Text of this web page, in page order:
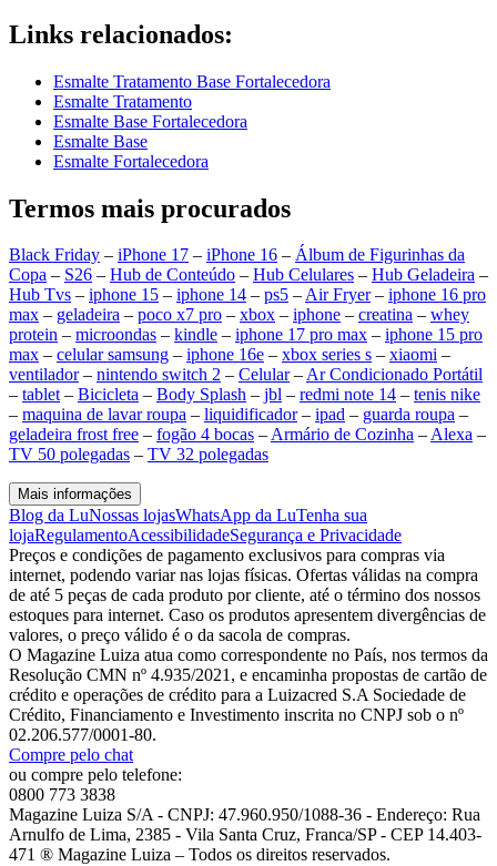
Links relacionados:
Esmalte Tratamento Base Fortalecedora
Esmalte Tratamento
Esmalte Base Fortalecedora
Esmalte Base
Esmalte Fortalecedora
Termos mais procurados
Black Friday – iPhone 17 – iPhone 16 – Álbum de Figurinhas da
Copa – S26 – Hub de Conteúdo – Hub Celulares – Hub Geladeira –
Hub Tvs – iphone 15 – iphone 14 – ps5 –Air Fryer– iphone 16 pro
max – geladeira – poco x7 pro – xbox – iphone – creatina – whey
protein – microondas – kindle – iphone 17 pro max – iphone 15 pro
max – celular samsung – iphone 16e – xbox series s – xiaomi –
ventilador– nintendo switch 2 – Celular–Ar Condicionado Portátil
– tablet– Bicicleta – Body Splash – jbl – redmi note 14 – tenis nike
– maquina de lavar roupa – liquidificador– ipad – guarda roupa –
geladeira frost free – fogão 4 bocas –Armário de Cozinha –Alexa –
TV 50 polegadas – TV 32 polegadas
Mais informações
Blog da LuNossas lojasWhatsApp da LuTenha sua
lojaRegulamentoAcessibilidadeSegurança e Privacidade
Preços e condições de pagamento exclusivos para compras via
internet, podendo variar nas lojas físicas. Ofertas válidas na compra
de até 5 peças de cada produto por cliente, até o término dos nossos
estoques para internet. Caso os produtos apresentem divergências de
valores, o preço válido é o da sacola de compras.
O Magazine Luiza atua como correspondente no País, nos termos da
Resolução CMN nº 4.935/2021, e encaminha propostas de cartão de
crédito e operações de crédito para a Luizacred S.A Sociedade de
Crédito, Financiamento e Investimento inscrita no CNPJ sob o nº
02.206.577/0001-80.
Compre pelo chat
ou compre pelo telefone:
0800 773 3838
Magazine Luiza S/A - CNPJ: 47.960.950/1088-36 - Endereço: Rua
Arnulfo de Lima, 2385 - Vila Santa Cruz, Franca/SP - CEP 14.403-
471 ® Magazine Luiza – Todos os direitos reservados.